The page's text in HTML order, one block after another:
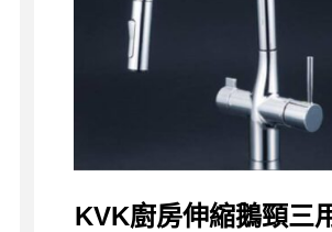
KVK廚房伸縮鵝頸三